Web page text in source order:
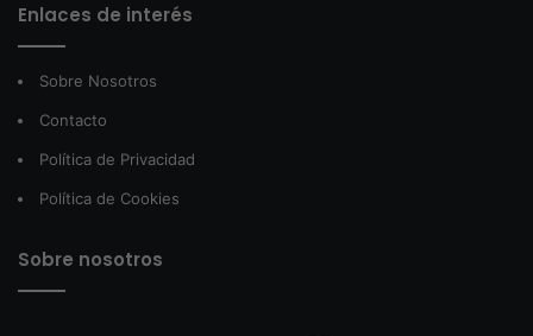
Enlaces de interés
Sobre Nosotros
Contacto
Política de Privacidad
Política de Cookies
Sobre nosotros